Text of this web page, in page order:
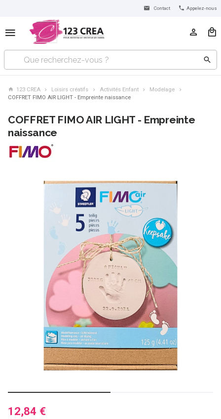
Contact Appelez-nous
123 CREA Loisirs créatifs Activités Enfant
Modelage
COFFRET FIMO AIR LIGHT - Empreinte naissance
COFFRET FIMO AIR LIGHT - Empreinte
naissance
12,84 €